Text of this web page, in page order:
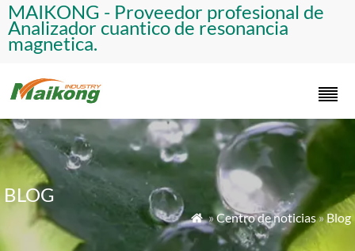
​MAIKONG - Proveedor profesional de
Analizador cuantico de resonancia
magnetica.​
BLOG
 »Centro de noticias»Blog